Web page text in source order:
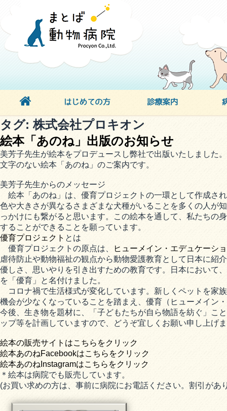
タグ:株式会社プロキオン
絵本「あのね」出版のお知らせ
美芳子先生が絵本をプロデュースし弊社で出版いたしました。
文字のない絵本「あのね」のご案内です。
美芳子先生からのメッセージ
絵本「あのね」は、優育プロジェクトの一環として作成さ
色や大きさが異なるさまざまな犬種がいることを多くの人が
っかけにも繋がると思います。この絵本を通して、私たちの
することができることを願っています。
優育プロジェクト とは
優育プロジェクトの原点は、
ヒューメイン・エデュケーシ
虐待防止や動物福祉の観点から動物愛護教育として日本に紹
優しさ、思いやりを引き出すための教育です。日本において
を「優育」と名付けました。
コロナ禍で生活様式が変化しています。新しくペットを家
機会が少なくなっていることを踏まえ、優育（ヒューメイン
今後、生き物を題材に、「子どもたちが自ら物語を紡ぐ」こ
ップ等を計画していますので、どうぞ宜しくお願い申し上げ
絵本の販売サイトはこちらをクリック
絵本あのねFacebookはこちらをクリック
絵本あのねInstagramはこちらをクリック
＊絵本は病院でも販売しています。
(お買い求めの方は、事前に病院にお電話ください。割引があ